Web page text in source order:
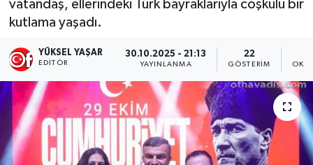
vatandaş, ellerindeki Türk bayraklarıyla coşkulu bir
kutlama yaşadı.
YÜKSEL YAŞAR
EDITÖR
30.10.2025 - 21:13
YAYINLANMA
22
GÖSTERIM
Son Dakika Haberleri